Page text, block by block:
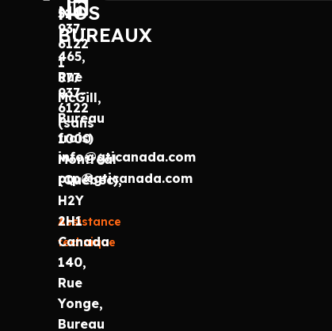
514
937-
6122
1
877
937-
6122
(sans
frais)
info@gticanada.com
prp@gticanada.com
Assistance
technique
NOS
BUREAUX
465,
Rue
McGill,
Bureau
1000
Montréal
(Québec),
H2Y
2H1
Canada
140,
Rue
Yonge,
Bureau